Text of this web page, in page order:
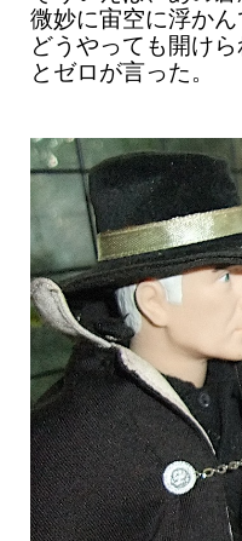
微妙に宙空に浮かん
どうやっても開け
とゼロが言った。